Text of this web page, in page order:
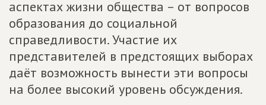
аспектах жизни общества – от вопросов
образования до социальной
справедливости. Участие их
представителей в предстоящих выборах
даёт возможность вынести эти вопросы
на более высокий уровень обсуждения.